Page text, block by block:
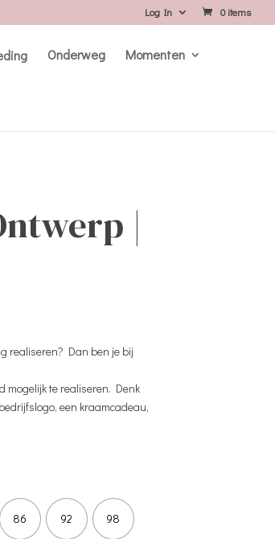
Log In 0 items
Onderweg Momenten
|
realiseren? Dan ben je bij
mogelijk te realiseren. Denk
een kraamcadeau,
86 92 98